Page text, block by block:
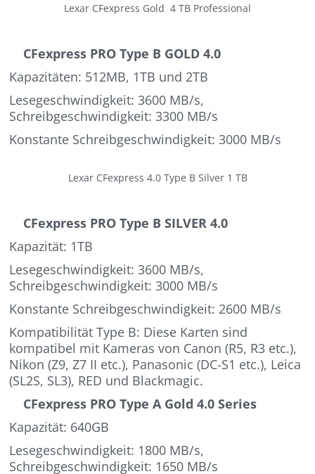
Lexar CFexpress Gold 4 TB Professional
CFexpress PRO Type B GOLD 4.0
Kapazitäten: 512MB, 1TB und 2TB
Lesegeschwindigkeit: 3600 MB/s,
Schreibgeschwindigkeit: 3300 MB/s
Konstante Schreibgeschwindigkeit: 3000 MB/s
Lexar CFexpress 4.0 Type B Silver 1 TB
CFexpress PRO Type B SILVER 4.0
Kapazität: 1TB
Lesegeschwindigkeit: 3600 MB/s,
Schreibgeschwindigkeit: 3000 MB/s
Konstante Schreibgeschwindigkeit: 2600 MB/s
Kompatibilität Type B: Diese Karten sind
kompatibel mit Kameras von Canon (R5, R3 etc.),
Nikon (Z9, Z7 II etc.), Panasonic (DC-S1 etc.), Leica
(SL2S, SL3), RED und Blackmagic.
CFexpress PRO Type A Gold 4.0 Series
Kapazität: 640GB
Lesegeschwindigkeit: 1800 MB/s,
Schreibgeschwindigkeit: 1650 MB/s